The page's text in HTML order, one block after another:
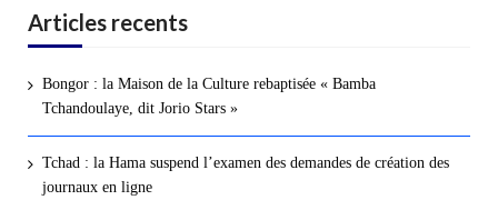
Articles recents
Bongor : la Maison de la Culture rebaptisée « Bamba
Tchandoulaye, dit Jorio Stars »
Tchad : la Hama suspend l’examen des demandes de création des
journaux en ligne